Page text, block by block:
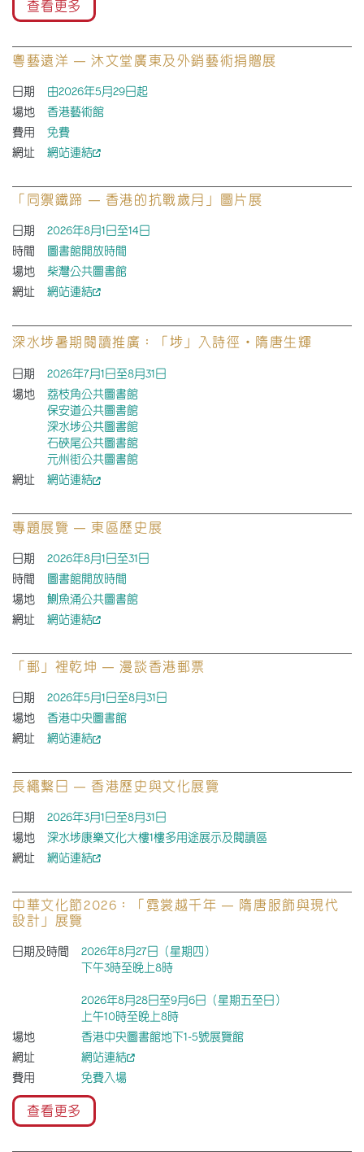
粵藝遠洋 — 沐文堂廣東及外銷藝術捐贈展
日期
由2026年5月29日起
場地
香港藝術館
費用
免費
網址
網站連結
深水埗暑期閱讀推廣：「埗」入詩徑・隋唐生輝
日期
2026年7月1日至8月31日
場地
荔枝角公共圖書館
保安道公共圖書館
深水埗公共圖書館
石硤尾公共圖書館
元州街公共圖書館
網址
網站連結
「同禦鐵蹄 — 香港的抗戰歲月」圖片展
日期
2026年8月1日至14日
時間
圖書館開放時間
場地
柴灣公共圖書館
網址
網站連結
專題展覽 — 東區歷史展
日期
2026年8月1日至31日
時間
圖書館開放時間
場地
鰂魚涌公共圖書館
網址
網站連結
「郵」裡乾坤 — 漫談香港郵票
日期
2026年5月1日至8月31日
場地
香港中央圖書館
網址
網站連結
長繩繫日 — 香港歷史與文化展覽
日期
2026年3月1日至8月31日
場地
深水埗康樂文化大樓1樓多用途展示及閱讀區
網址
網站連結
中華文化節2026：「霓裳越千年 — 隋唐服飾與現代
設計」展覽
日期及時間
2026年8月27日（星期四）
下午3時至晚上8時
2026年8月28日至9月6日（星期五至日）
上午10時至晚上8時
場地
香港中央圖書館地下1-5號展覽館
網址
網站連結
費用
免費入場
查看更多
查看更多